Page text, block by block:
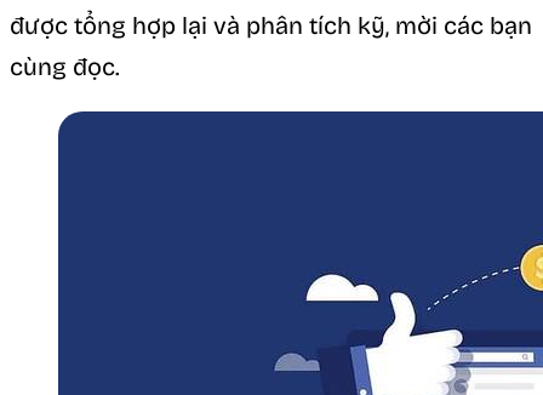
được tổng hợp lại và phân tích kỹ, mời các bạn
cùng đọc.